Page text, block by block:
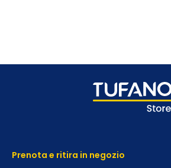
Prenota e ritira in negozio